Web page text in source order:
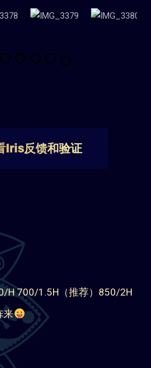
Iris反馈和验证
H 700/1.5H（推荐）850/2H
来